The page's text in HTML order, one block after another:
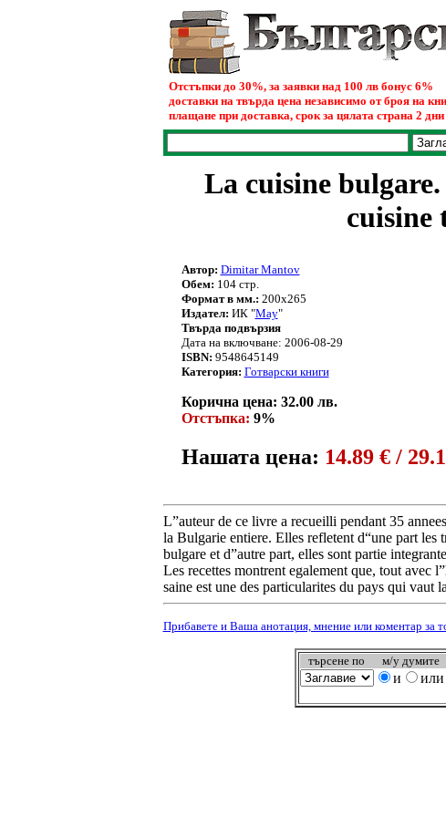
Отстъпки до 30%, за заявки над 100 лв бонус 6%
доставки на твърда цена независимо от броя на
плащане при доставка, срок за цялата страна 2
La cuisine bulgare.
cuisine
Автор: Dimitar Mantov
Обем: 104 стр.
Формат в мм.: 200x265
Издател: ИК "May"
Твърда подвързия
Дата на включване: 2006-08-29
ISBN: 9548645149
Категория: Готварски книги
Корична цена: 32.00 лв.
Oтстъпка: 9%
Нашата цена: 14.89 € /
L”auteur de ce livre a recueilli pendant 35
la Bulgarie entiere. Elles refletent d“une part
bulgare et d”autre part, elles sont partie
Les recettes montrent egalement que, tout avec
saine est une des particularites du pays qui vaut
Прибавете и Вашa анотация, мнение или коментар за
търсeне по м/у думите
и или